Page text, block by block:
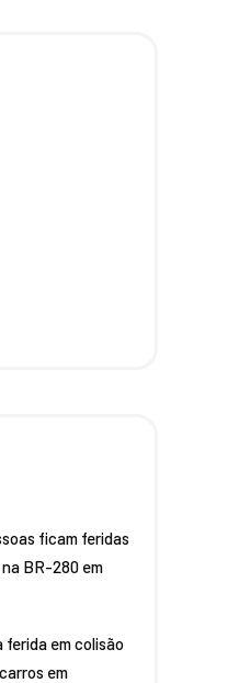
ficam feridas
BR-280 em
ferida em colisão
em